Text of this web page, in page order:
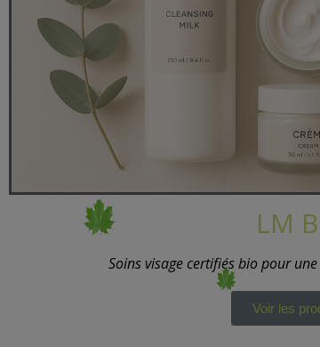
LM
Soins visage certifiés bio pour
Voir les